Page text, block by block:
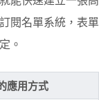
閱名單系統，表單
。
應用方式